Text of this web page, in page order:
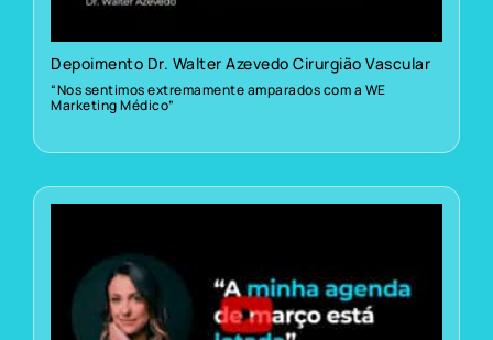
Depoimento Dr. Walter Azevedo Cirurgião Vascular
“Nos sentimos extremamente amparados com a WE
Marketing Médico”